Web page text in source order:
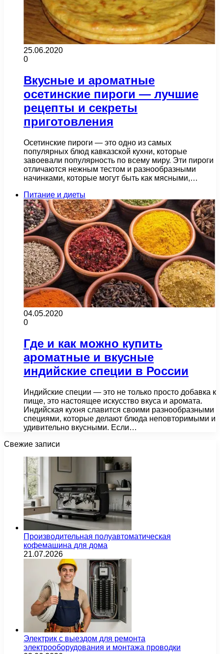
25.06.2020
0
Вкусные и ароматные
осетинские пироги — лучшие
рецепты и секреты
приготовления
Осетинские пироги — это одно из самых
популярных блюд кавказской кухни, которые
завоевали популярность по всему миру. Эти пироги
отличаются нежным тестом и разнообразными
начинками, которые могут быть как мясными,…
Питание и диеты
04.05.2020
0
Где и как можно купить
ароматные и вкусные
индийские специи в России
Индийские специи — это не только просто добавка к
пище, это настоящее искусство вкуса и аромата.
Индийская кухня славится своими разнообразными
специями, которые делают блюда неповторимыми и
удивительно вкусными. Если…
Свежие записи
Производительная полуавтоматическая
кофемашина для дома
21.07.2026
Электрик с выездом для ремонта
электрооборудования и монтажа проводки